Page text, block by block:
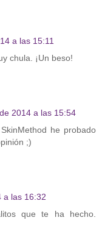
a las 15:11
chula. ¡Un beso!
2014 a las 15:54
he probado
;)
a las 16:32
que te ha hecho.